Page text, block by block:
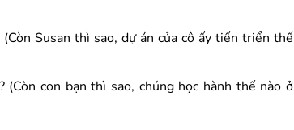
Susan thì sao, dự án của cô ấy tiến triển thế
con bạn thì sao, chúng học hành thế nào ở